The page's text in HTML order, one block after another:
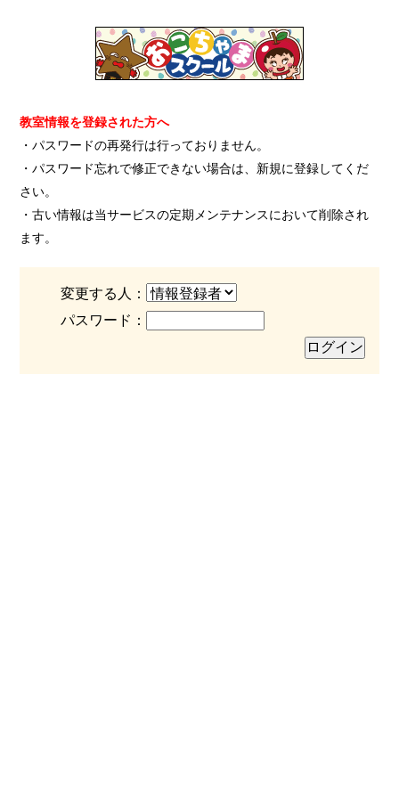
教室情報を登録された方へ
・パスワードの再発行は行っておりません。
・パスワード忘れで修正できない場合は、新規に登録してくだ
さい。
・古い情報は当サービスの定期メンテナンスにおいて削除され
ます。
変更する人：
パスワード：